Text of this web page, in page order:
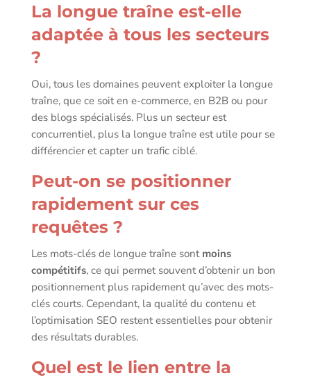
La longue traîne est-elle
adaptée à tous les secteurs
?
Oui, tous les domaines peuvent exploiter la longue
traîne, que ce soit en e-commerce, en B2B ou pour
des blogs spécialisés. Plus un secteur est
concurrentiel, plus la longue traîne est utile pour se
différencier et capter un trafic ciblé.
Peut-on se positionner
rapidement sur ces
requêtes ?
Les mots-clés de longue traîne sont moins
compétitifs, ce qui permet souvent d’obtenir un bon
positionnement plus rapidement qu’avec des mots-
clés courts. Cependant, la qualité du contenu et
l’optimisation SEO restent essentielles pour obtenir
des résultats durables.
Quel est le lien entre la